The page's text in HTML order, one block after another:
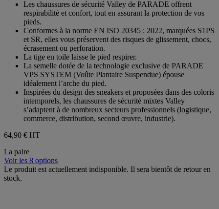
étoiles.
Les chaussures de sécurité Valley de PARADE offrent
respirabilité et confort, tout en assurant la protection de vos
pieds.
Conformes à la norme EN ISO 20345 : 2022, marquées S1PS
et SR, elles vous préservent des risques de glissement, chocs,
écrasement ou perforation.
La tige en toile laisse le pied respirer.
La semelle dotée de la technologie exclusive de PARADE
VPS SYSTEM (Voûte Plantaire Suspendue) épouse
idéalement l’arche du pied.
Inspirées du design des sneakers et proposées dans des coloris
intemporels, les chaussures de sécurité mixtes Valley
s’adaptent à de nombreux secteurs professionnels (logistique,
commerce, distribution, second œuvre, industrie).
64,90 € HT
La paire
Voir les 8 options
Le produit est actuellement indisponible. Il sera bientôt de retour en
stock.